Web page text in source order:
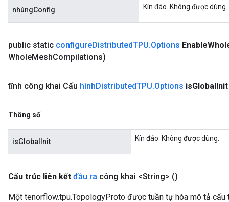
nhúngConfig Kín đáo. Không được dùng.
public static configureDistributedTPU.Options Enable
WholeMeshCompilations)
tĩnh công khai Cấu hìnhDistributedTPU.Options isGlobalInit
Thông số
isGlobalInit Kín đáo. Không được dùng.
Cấu trúc liên kết đầu ra công khai <String> ()
Một tenorflow.tpu.TopologyProto được tuần tự hóa mô tả cấu